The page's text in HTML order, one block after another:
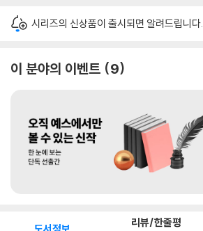
시리즈의 신상품이 출시되면 알려드립니다.
이 분야의 이벤트 9
리뷰/한줄평